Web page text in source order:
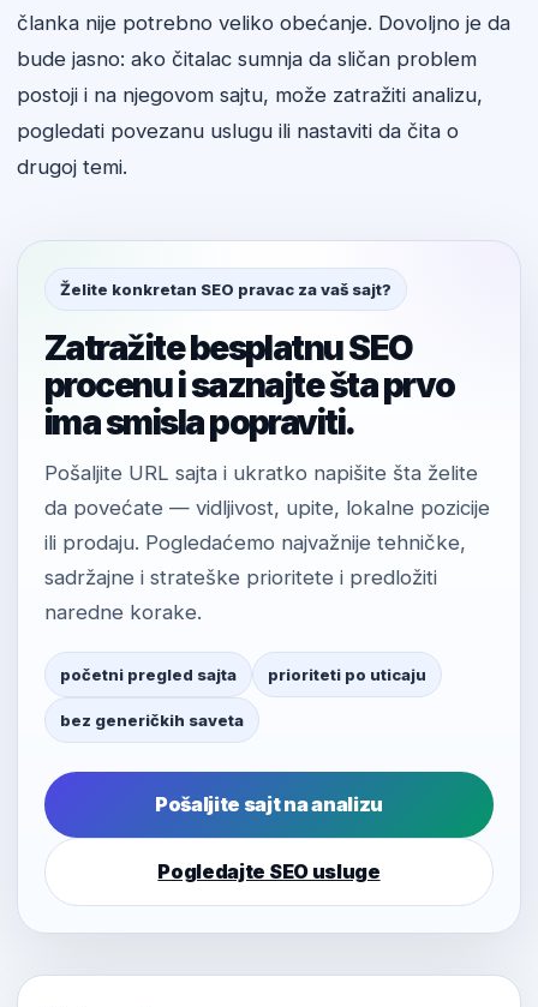
članka nije potrebno veliko obećanje. Dovoljno je da
bude jasno: ako čitalac sumnja da sličan problem
postoji i na njegovom sajtu, može zatražiti analizu,
pogledati povezanu uslugu ili nastaviti da čita o
drugoj temi.
Želite konkretan SEO pravac za vaš sajt?
Zatražite besplatnu SEO
procenu i saznajte šta prvo
ima smisla popraviti.
Pošaljite URL sajta i ukratko napišite šta želite
da povećate — vidljivost, upite, lokalne pozicije
ili prodaju. Pogledaćemo najvažnije tehničke,
sadržajne i strateške prioritete i predložiti
naredne korake.
početni pregled sajta prioriteti po uticaju
bez generičkih saveta
Pošaljite sajt na analizu
Pogledajte SEO usluge